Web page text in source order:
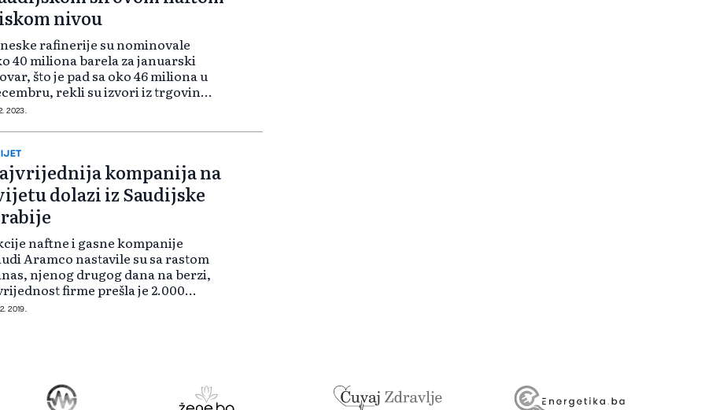
nivou
rafinerije su nominovale
40 miliona barela za januarski
što je pad sa oko 46 miliona u
rekli su izvori iz trgovine,
je najmanja nominovana količina
kupce iz Sjeverne...
2023.
kompanija na
dolazi iz Saudijske
naftne i gasne kompanije
Aramco nastavile su sa rastom
njenog drugog dana na berzi,
firme prešla je 2.000
dolara, što je čini
2019.